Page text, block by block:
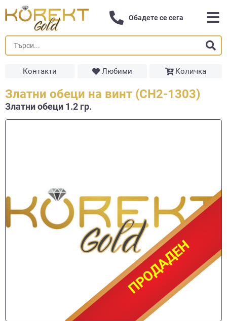
Обадете се сега
Контакти Любими Количка
Златни обеци на винт (СН2-1303)
Златни обеци 1.2 гр.
ПРОДАДЕН
ПРОДАДЕН